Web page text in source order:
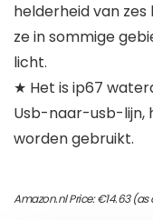
helderheid van
ze in sommige
licht.
★ Het is ip67
Usb-naar-usb-lijn,
worden gebruikt.
Amazon.nl Price:€14.63(as